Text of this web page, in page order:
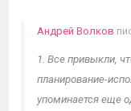
Андрей Волков
1. Все привыкли,
планирование-
упоминается еще